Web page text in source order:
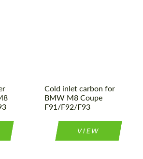
Cold inlet carbon for
BMW M8 Coupe
F91/F92/F93
VIEW